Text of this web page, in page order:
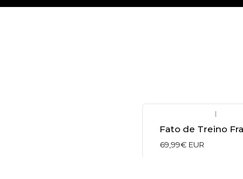
|
Fato de Treino
69,99€ EUR